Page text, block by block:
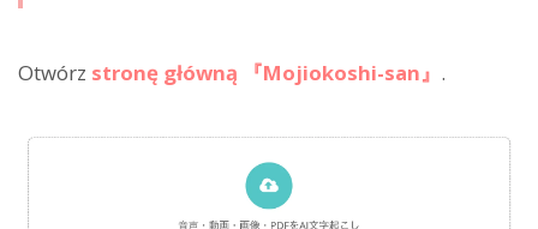
Otwórz stronę główną 『Mojiokoshi-san』 .